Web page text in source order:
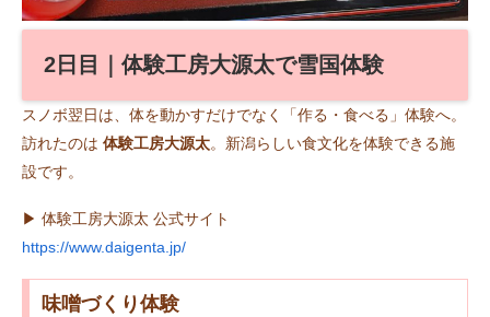
2日目｜体験工房大源太で雪国体験
スノボ翌日は、体を動かすだけでなく「作る・食べる」体験へ。
訪れたのは 体験工房大源太。新潟らしい食文化を体験できる施
設です。
▶︎ 体験工房大源太 公式サイト
https://www.daigenta.jp/
味噌づくり体験